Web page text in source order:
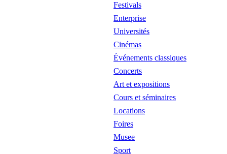
Festivals
Enterprise
Universités
Cinémas
Événements classiques
Concerts
Art et expositions
Cours et séminaires
Locations
Foires
Musee
Sport